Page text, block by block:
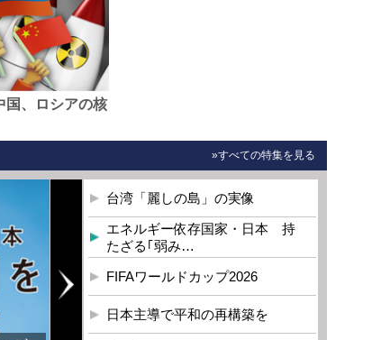
国、ロシアの核
»すべての特集を見る
台湾「麗しの島」の実像
エネルギー依存国家・日本 持
たざる｢弱み…
FIFAワールドカップ2026
日本主導で平和の再構築を